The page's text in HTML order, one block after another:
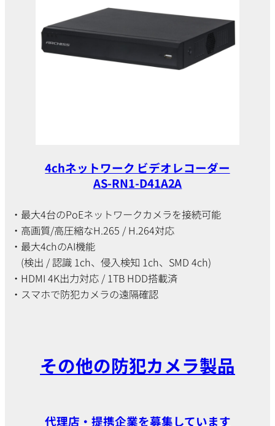
4chネットワーク ビデオレコーダー
AS-RN1-D41A2A
・最大4台のPoEネットワークカメラを接続可能
・高画質/高圧縮なH.265 / H.264対応
・最大4chのAI機能
(検出 / 認識 1ch、侵入検知 1ch、SMD 4ch)
・HDMI 4K出力対応 / 1TB HDD搭載済
・スマホで防犯カメラの遠隔確認
その他の防犯カメラ製品
代理店・提携企業を募集しています